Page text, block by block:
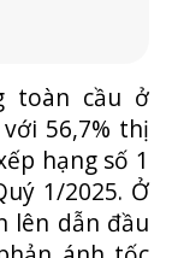
toàn cầu ở
56,7% thị
hạng số 1
1/2025. Ở
lên dẫn đầu